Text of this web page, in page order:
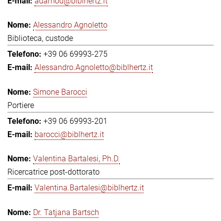
Alessandro Agnoletto
Biblioteca, custode
+39 06 69993-275
Alessandro.Agnoletto@biblhertz.it
Simone Barocci
Portiere
+39 06 69993-201
barocci@biblhertz.it
Valentina Bartalesi, Ph.D.
Ricercatrice post-dottorato
Valentina.Bartalesi@biblhertz.it
Dr. Tatjana Bartsch